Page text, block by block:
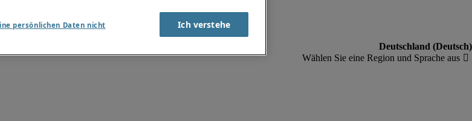
persönlichen Daten nicht Ich verstehe